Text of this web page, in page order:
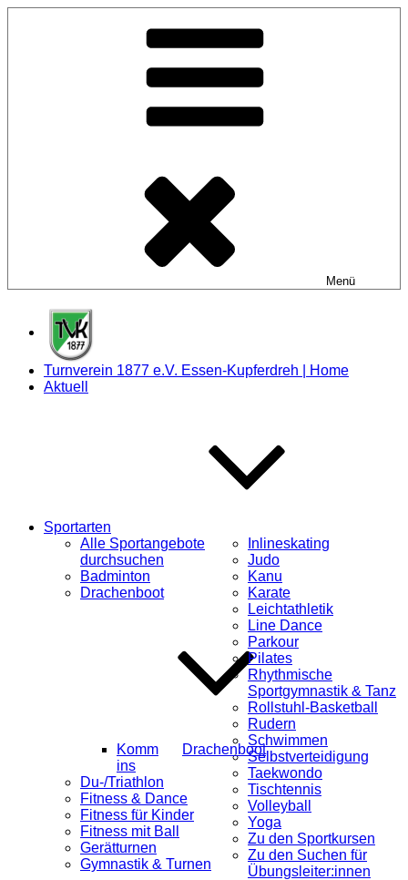
Menü
Turnverein 1877 e.V. Essen-Kupferdreh | Home
Aktuell
Sportarten
Alle Sportangebote
durchsuchen
Badminton
Drachenboot
Komm
ins
Drachenboot
Du-/Triathlon
Fitness & Dance
Fitness für Kinder
Fitness mit Ball
Gerätturnen
Gymnastik & Turnen
Inlineskating
Judo
Kanu
Karate
Leichtathletik
Line Dance
Parkour
Pilates
Rhythmische
Sportgymnastik & Tanz
Rollstuhl-Basketball
Rudern
Schwimmen
Selbstverteidigung
Taekwondo
Tischtennis
Volleyball
Yoga
Zu den Sportkursen
Zu den Suchen für
Übungsleiter:innen